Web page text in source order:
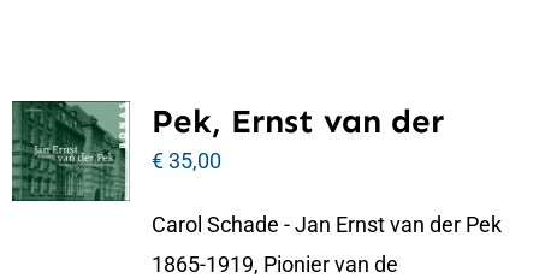
Pek, Ernst van der
€35,00
Carol Schade - Jan Ernst van der Pek
1865-1919, Pionier van de